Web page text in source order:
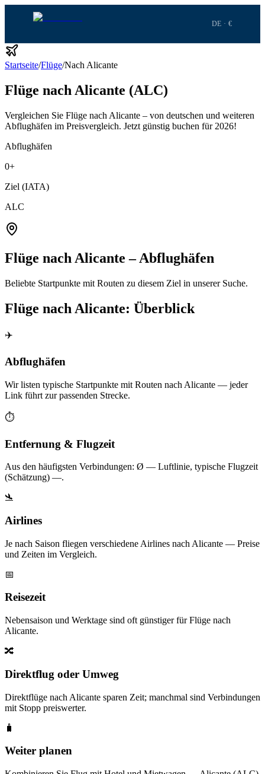
DE · €
Startseite/Flüge/Nach Alicante
Flüge nach Alicante (ALC)
Vergleichen Sie Flüge nach Alicante – von deutschen und weiteren
Abflughäfen im Preisvergleich. Jetzt günstig buchen für 2026!
Abflughäfen
0+
Ziel (IATA)
ALC
Flüge nach Alicante – Abflughäfen
Beliebte Startpunkte mit Routen zu diesem Ziel in unserer Suche.
Flüge nach Alicante: Überblick
✈️
Abflughäfen
Wir listen typische Startpunkte mit Routen nach Alicante — jeder
Link führt zur passenden Strecke.
⏱️
Entfernung & Flugzeit
Aus den häufigsten Verbindungen: Ø — Luftlinie, typische Flugzeit
(Schätzung) —.
🛬
Airlines
Je nach Saison fliegen verschiedene Airlines nach Alicante — Preise
und Zeiten im Vergleich.
📅
Reisezeit
Nebensaison und Werktage sind oft günstiger für Flüge nach
Alicante.
🔀
Direktflug oder Umweg
Direktflüge nach Alicante sparen Zeit; manchmal sind Verbindungen
mit Stopp preiswerter.
🧳
Weiter planen